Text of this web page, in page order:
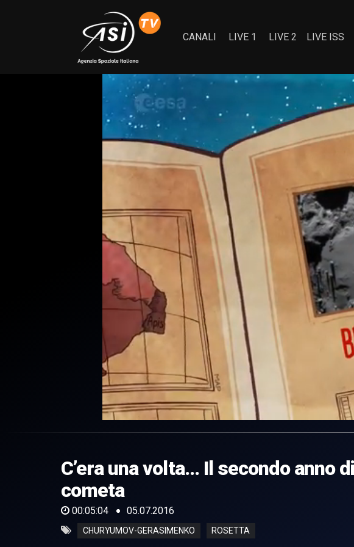
CANALI LIVE 1 LIVE 2 LIVE ISS
of
4
secondsVolume
0%
C’era una volta… Il secondo anno
cometa
00:05:04 05.07.2016
CHURYUMOV-GERASIMENKO ROSETTA